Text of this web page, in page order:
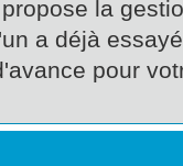
la
a déjà
pour